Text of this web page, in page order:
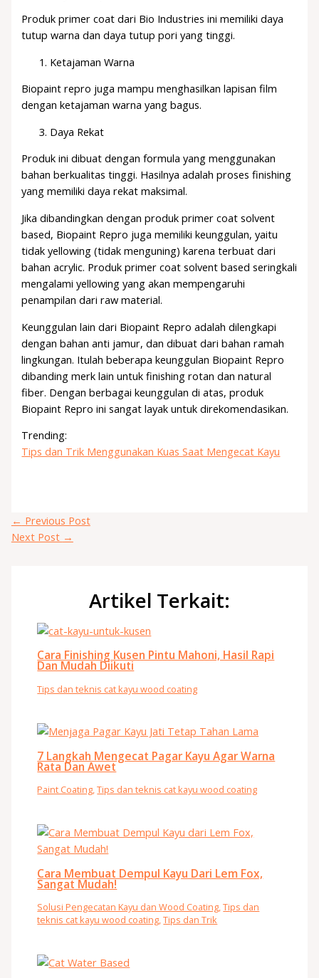
Produk primer coat dari Bio Industries ini memiliki daya
tutup warna dan daya tutup pori yang tinggi.
Ketajaman Warna
Biopaint repro juga mampu menghasilkan lapisan film
dengan ketajaman warna yang bagus.
Daya Rekat
Produk ini dibuat dengan formula yang menggunakan
bahan berkualitas tinggi. Hasilnya adalah proses finishing
yang memiliki daya rekat maksimal.
Jika dibandingkan dengan produk primer coat solvent
based, Biopaint Repro juga memiliki keunggulan, yaitu
tidak yellowing (tidak menguning) karena terbuat dari
bahan acrylic. Produk primer coat solvent based seringkali
mengalami yellowing yang akan mempengaruhi
penampilan dari raw material.
Keunggulan lain dari Biopaint Repro adalah dilengkapi
dengan bahan anti jamur, dan dibuat dari bahan ramah
lingkungan. Itulah beberapa keunggulan Biopaint Repro
dibanding merk lain untuk finishing rotan dan natural
fiber. Dengan berbagai keunggulan di atas, produk
Biopaint Repro ini sangat layak untuk direkomendasikan.
Trending:
Tips dan Trik Menggunakan Kuas Saat Mengecat Kayu
← Previous Post
Next Post →
Artikel Terkait:
Cara Finishing Kusen Pintu Mahoni, Hasil Rapi
Dan Mudah Diikuti
Tips dan teknis cat kayu wood coating
7 Langkah Mengecat Pagar Kayu Agar Warna
Rata Dan Awet
Paint Coating,Tips dan teknis cat kayu wood coating
Cara Membuat Dempul Kayu Dari Lem Fox,
Sangat Mudah!
Solusi Pengecatan Kayu dan Wood Coating,Tips dan
teknis cat kayu wood coating,Tips dan Trik